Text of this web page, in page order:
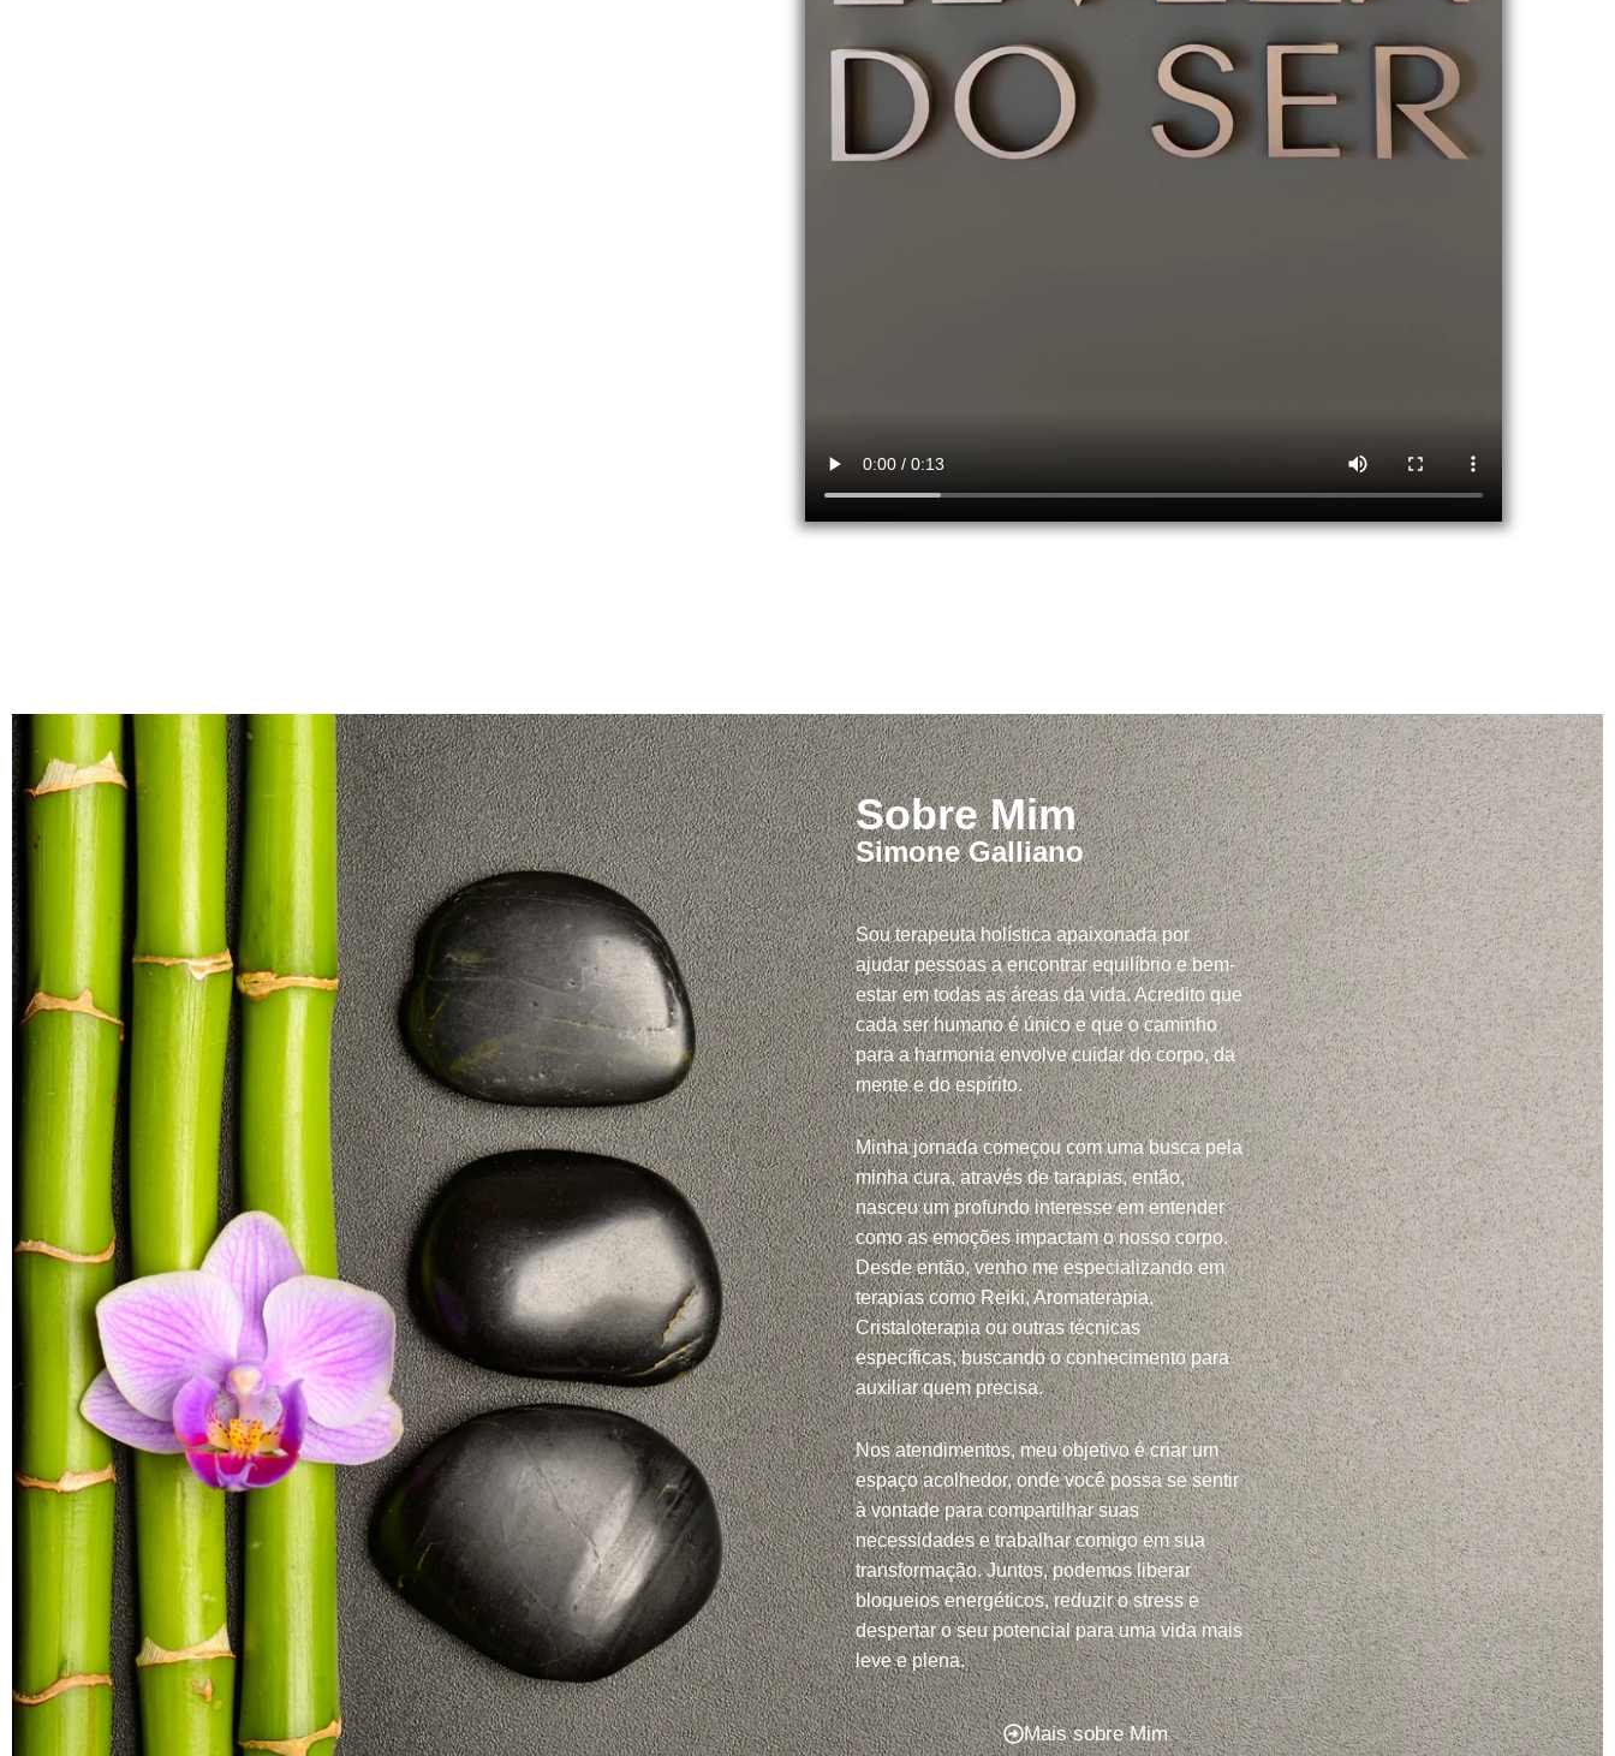
Sobre Mim
Simone Galliano
Sou terapeuta holística apaixonada por
ajudar pessoas a encontrar equilíbrio e bem-
estar em todas as áreas da vida. Acredito que
cada ser humano é único e que o caminho
para a harmonia envolve cuidar do corpo, da
mente e do espírito.
Minha jornada começou com uma busca pela
minha cura, através de tarapias, então,
nasceu um profundo interesse em entender
como as emoções impactam o nosso corpo.
Desde então, venho me especializando em
terapias como Reiki, Aromaterapia,
Cristaloterapia ou outras técnicas
específicas, buscando o conhecimento para
auxiliar quem precisa.
Nos atendimentos, meu objetivo é criar um
espaço acolhedor, onde você possa se sentir
à vontade para compartilhar suas
necessidades e trabalhar comigo em sua
transformação. Juntos, podemos liberar
bloqueios energéticos, reduzir o stress e
despertar o seu potencial para uma vida mais
leve e plena.
Mais sobre Mim